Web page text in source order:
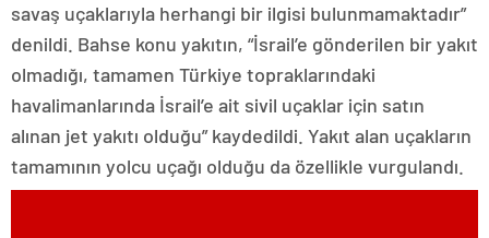
savaş uçaklarıyla herhangi bir ilgisi bulunmamaktadır”
denildi. Bahse konu yakıtın, “İsrail’e gönderilen bir yakıt
olmadığı, tamamen Türkiye topraklarındaki
havalimanlarında İsrail’e ait sivil uçaklar için satın
alınan jet yakıtı olduğu” kaydedildi. Yakıt alan uçakların
tamamının yolcu uçağı olduğu da özellikle vurgulandı.